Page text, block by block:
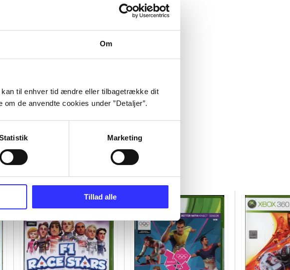
Om
til enhver tid ændre eller tilbagetrække dit
de anvendte cookies under ”Detaljer”.
Marketing
Tillad alle